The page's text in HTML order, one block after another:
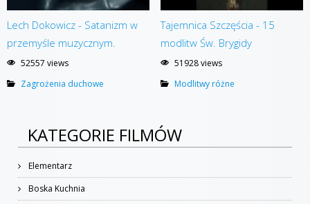
Lech Dokowicz - Satanizm w
przemyśle muzycznym.
52557 views
Zagrożenia duchowe
Tajemnica Szczęścia - 15
modlitw Św. Brygidy
51928 views
Modlitwy różne
KATEGORIE FILMÓW
Elementarz
Boska Kuchnia